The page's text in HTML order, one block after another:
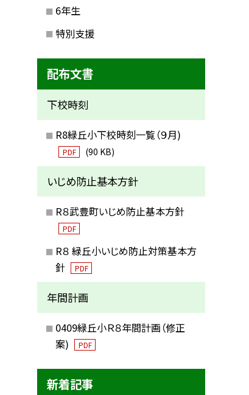
6年生
特別支援
配布文書
下校時刻
R8緑丘小下校時刻一覧（９月)
PDF (90 KB)
いじめ防止基本方針
R８武豊町いじめ防止基本方針
PDF
R８ 緑丘小いじめ防止対策基本方
針
PDF
年間計画
0409緑丘小Ｒ８年間計画（修正
案)
PDF
新着記事